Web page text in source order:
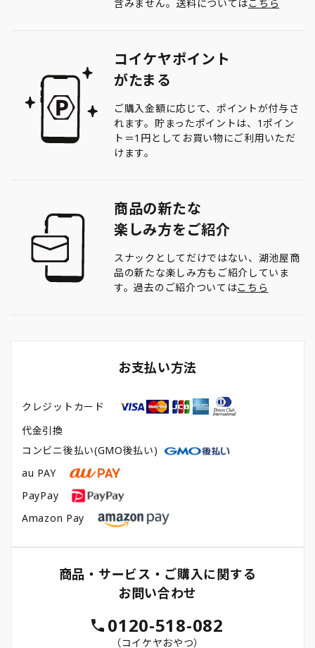
含みません。送料についてはこちら
コイケヤポイント
がたまる
ご購入金額に応じて、ポイントが付与さ
れます。貯まったポイントは、1ポイン
ト＝1円としてお買い物にご利用いただ
けます。
商品の新たな
楽しみ方をご紹介
スナックとしてだけではない、湖池屋商
品の新たな楽しみ方もご紹介していま
す。過去のご紹介ついてはこちら
お支払い方法
クレジットカード
代金引換
コンビニ後払い(GMO後払い)
au PAY
PayPay
Amazon Pay
商品・サービス・ご購入に関する
お問い合わせ
0120-518-082
（コイケヤおやつ）